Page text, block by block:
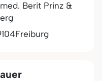
Berit Prinz &
Freiburg